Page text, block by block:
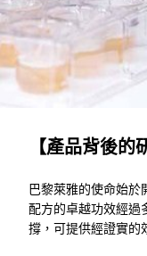
【產品背後的
巴黎萊雅的使命始於
配方的卓越功效經過
撐，可提供經證實的